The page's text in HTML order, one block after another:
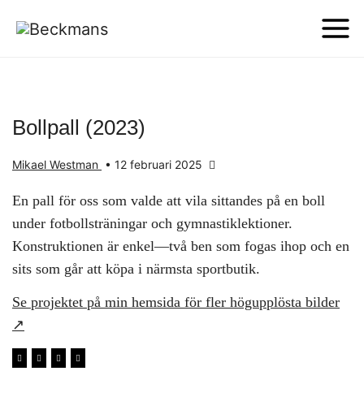
Bollpall (2023)
Mikael Westman • 12 februari 2025
En pall för oss som valde att vila sittandes på en boll
under fotbollsträningar och gymnastiklektioner.
Konstruktionen är enkel—två ben som fogas ihop och en
sits som går att köpa i närmsta sportbutik.
Se projektet på min hemsida för fler högupplösta bilder
↗